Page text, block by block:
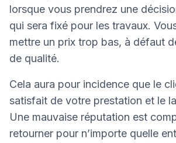
lorsque vous prendrez une
qui sera fixé pour les travaux.
mettre un prix trop bas, à défaut
de qualité.
Cela aura pour incidence que le
satisfait de votre prestation et le
Une mauvaise réputation est
retourner pour n’importe quelle